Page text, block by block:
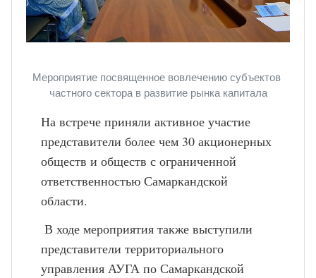
Мероприятие посвященное вовлечению субъектов
частного сектора в развитие рынка капитала
На встрече приняли активное участие
представители более чем 30 акционерных
обществ и обществ с ограниченной
ответственностью Самаркандской
области.
представители территориального
управления АУГА по Самаркандской